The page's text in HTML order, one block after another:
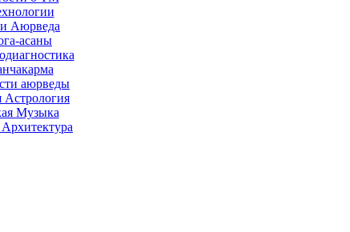
Аюрведа
асаны
аюрведы
Астрология
Музыка